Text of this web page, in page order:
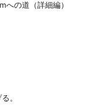
の道（詳細編）
。